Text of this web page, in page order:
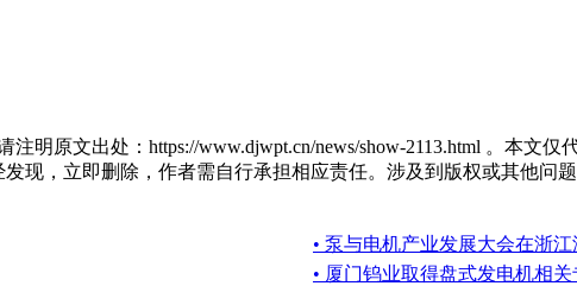
明原文出处：https://www.djwpt.cn/news/show-2113.html 。本文
现，立即删除，作者需自行承担相应责任。涉及到版权或其他问
• 泵与电机产业发展大会在浙
• 厦门钨业取得盘式发电机相